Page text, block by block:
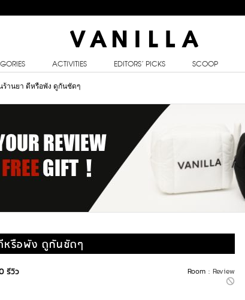
ACTIVITIES EDITORS’ PICKS SCOOP
านยา ดีหรือพัง ดูกันชัดๆ
หรือพัง ดูกันชัดๆ
Room : Review
รีวิว